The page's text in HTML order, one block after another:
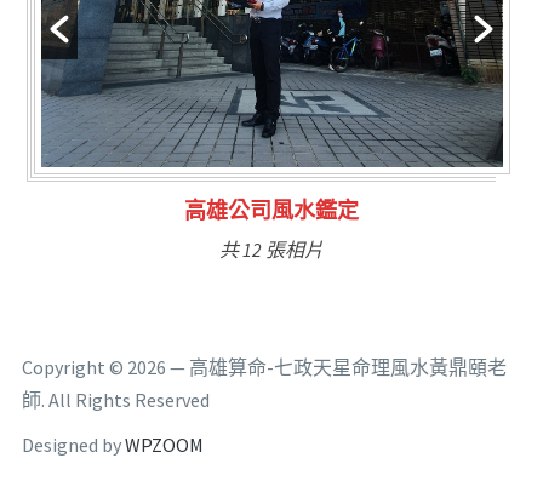
林氏福主量子生基造命
共 6 張相片
Copyright © 2026 — 高雄算命-七政天星命理風水黃鼎頤老
師. All Rights Reserved
Designed byWPZOOM